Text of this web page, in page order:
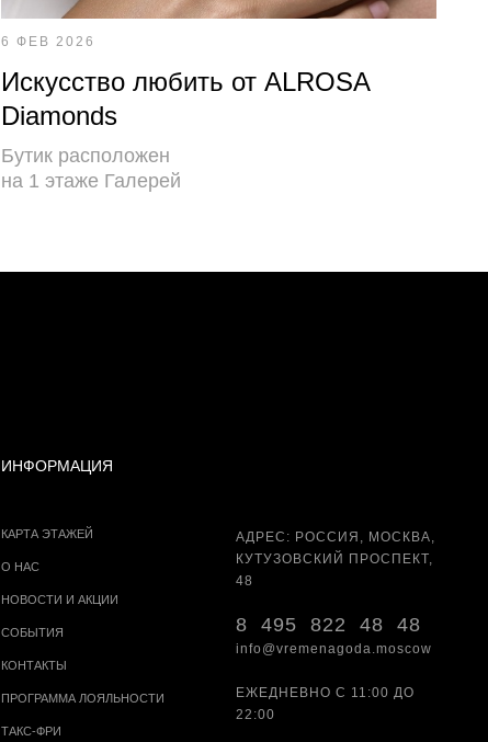
6 ФЕВ 2026
Искусство любить от ALROSA
Diamonds
Бутик расположен
на 1 этаже Галерей
ИНФОРМАЦИЯ
КАРТА ЭТАЖЕЙ
О НАС
НОВОСТИ И АКЦИИ
СОБЫТИЯ
КОНТАКТЫ
ПРОГРАММА ЛОЯЛЬНОСТИ
ТАКС-ФРИ
АДРЕС: РОССИЯ, МОСКВА,
КУТУЗОВСКИЙ ПРОСПЕКТ,
48
8 495 822 48 48
info@vremenagoda.moscow
ЕЖЕДНЕВНО С 11:00 ДО
22:00